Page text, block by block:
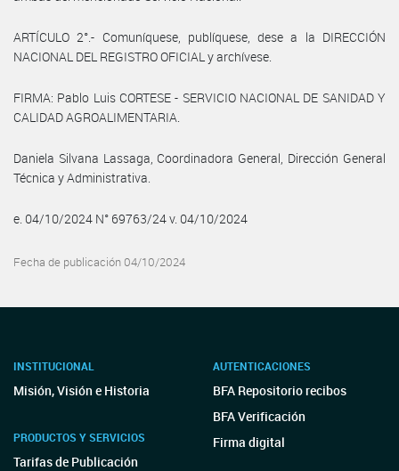
ARTÍCULO 2°.- Comuníquese, publíquese, dese a la DIRECCIÓN
NACIONAL DEL REGISTRO OFICIAL y archívese.
FIRMA: Pablo Luis CORTESE - SERVICIO NACIONAL DE SANIDAD Y
CALIDAD AGROALIMENTARIA.
Daniela Silvana Lassaga, Coordinadora General, Dirección General
Técnica y Administrativa.
e. 04/10/2024 N° 69763/24 v. 04/10/2024
Fecha de publicación 04/10/2024
INSTITUCIONAL
Misión, Visión e Historia
PRODUCTOS Y SERVICIOS
Tarifas de Publicación
AUTENTICACIONES
BFA Repositorio recibos
BFA Verificación
Firma digital